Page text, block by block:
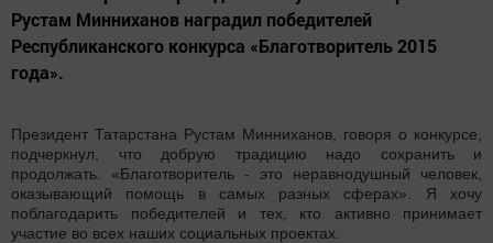
Рустам Минниханов наградил победителей
Республиканского конкурса «Благотворитель 2015
года».
Президент Татарстана Рустам Минниханов, говоря о конкурсе,
подчеркнул, что добрую традицию надо сохранить и
продолжать. «Благотворитель - это неравнодушный человек,
оказывающий помощь в самых разных сферах». Я хочу
поблагодарить победителей и тех, кто активно принимает
участие во всех наших социальных проектах.